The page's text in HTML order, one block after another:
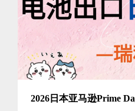
2026日本亚马逊Prime